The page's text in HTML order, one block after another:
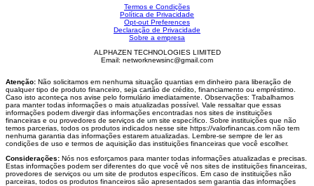
Termos e Condições
Política de Privacidade
Opt-out Preferences
Declaração de Privacidade
Sobre a empresa
ALPHAZEN TECHNOLOGIES LIMITED
Email: networknewsinc@gmail.com
Atenção: Não solicitamos em nenhuma situação quantias em dinheiro para liberação de
qualquer tipo de produto financeiro, seja cartão de crédito, financiamento ou empréstimo.
Caso isto aconteça nos avise pelo formulário imediatamente. Observações: Trabalhamos
para manter todas informações o mais atualizadas possível. Vale ressaltar que essas
informações podem divergir das informações encontradas nos sites de instituições
financeiras e ou provedores de serviços de um site específico. Sobre instituições que não
temos parcerias, todos os produtos indicados nesse site https://valorfinancas.com não tem
nenhuma garantia das informações estarem atualizadas. Lembre-se sempre de ler as
condições de uso e termos de aquisição das instituições financeiras que você escolher.
Considerações: Nós nos esforçamos para manter todas informações atualizadas e precisas.
Estas informações podem ser diferentes do que você vê nos sites de instituições financeiras,
provedores de serviços ou um site de produtos específicos. Em caso de instituições não
parceiras, todos os produtos financeiros são apresentados sem garantia das informações